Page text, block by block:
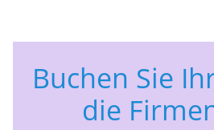
Buchen Sie
die